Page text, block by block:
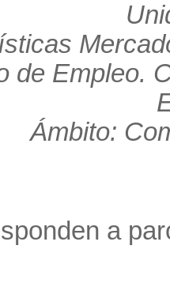
de Empleo.
Ámbito:
a